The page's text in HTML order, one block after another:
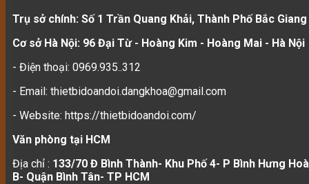
Trụ sở chính: Số 1 Trần Quang Khải, Thành Phố Bắc Giang
Cơ sở Hà Nội: 96 Đại Từ - Hoàng Kim - Hoàng Mai - Hà Nội
- Điện thoại: 0969.935..312
- Email: thietbidoandoi.dangkhoa@gmail.com
- Website: https://thietbidoandoi.com/
Văn phòng tại HCM
Địa chỉ : 133/70 Đ Bình Thành- Khu Phố 4- P Bình Hưng Hoà
B- Quận Bình Tân- TP HCM